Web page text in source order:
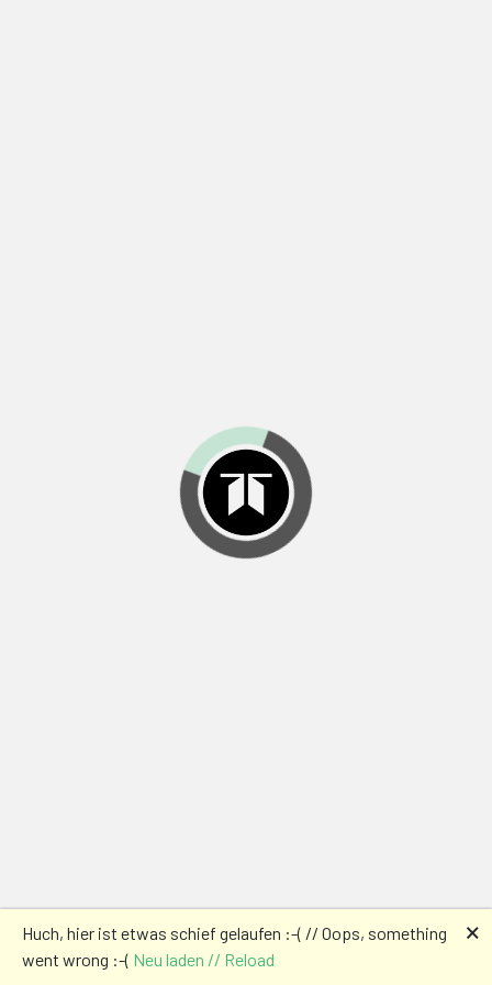
Huch, hier ist etwas schief gelaufen :-( // Oops, something
went wrong :-( Neu laden // Reload
🗙